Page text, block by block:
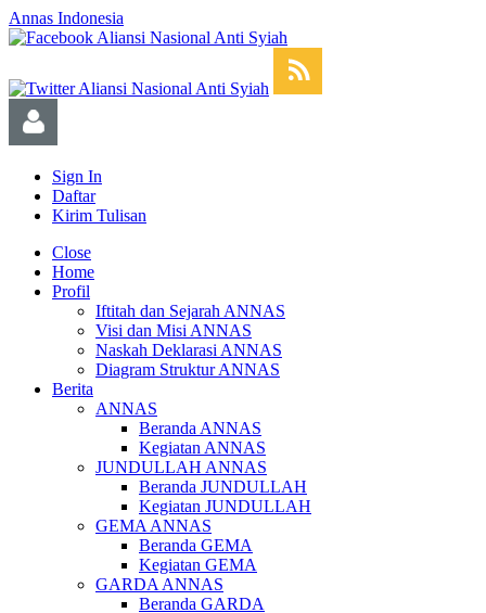
Annas Indonesia
Sign In
Daftar
Kirim Tulisan
Close
Home
Profil
Iftitah dan Sejarah ANNAS
Visi dan Misi ANNAS
Naskah Deklarasi ANNAS
Diagram Struktur ANNAS
Berita
ANNAS
Beranda ANNAS
Kegiatan ANNAS
JUNDULLAH ANNAS
Beranda JUNDULLAH
Kegiatan JUNDULLAH
GEMA ANNAS
Beranda GEMA
Kegiatan GEMA
GARDA ANNAS
Beranda GARDA